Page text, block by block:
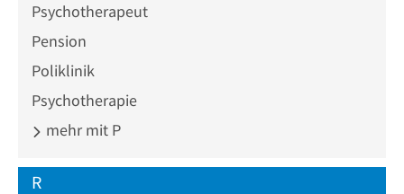
Psychotherapeut
Pension
Poliklinik
Psychotherapie
mehr mit P
R